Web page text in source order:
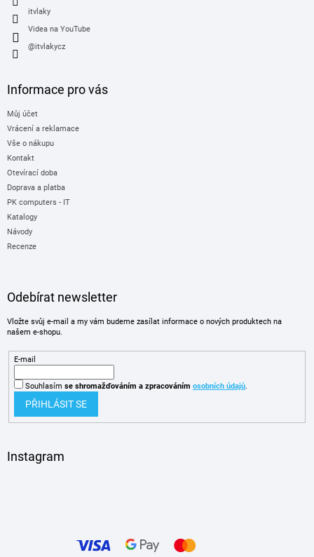
itvlaky
Videa na YouTube
@itvlakycz
Informace pro vás
Můj účet
Vrácení a reklamace
Vše o nákupu
Kontakt
Otevírací doba
Doprava a platba
PK computers - IT
Katalogy
Návody
Recenze
Odebírat newsletter
Vložte svůj e-mail a my vám budeme zasílat informace o nových produktech na
našem e-shopu.
E-mail
Souhlasím se shromažďováním a zpracováním osobních údajů.
PŘIHLÁSIT SE
Instagram